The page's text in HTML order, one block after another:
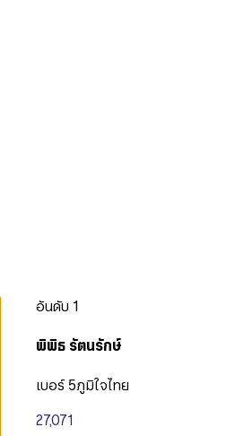
อันดับ 1
พิพิธ รัตนรักษ์
เบอร์ 5ภูมิใจไทย
27,071